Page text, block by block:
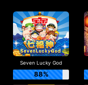
Seven Lucky God
88%